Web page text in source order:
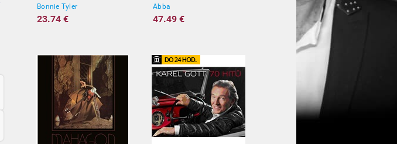
Bonnie Tyler
23.74 €
Abba
47.49 €